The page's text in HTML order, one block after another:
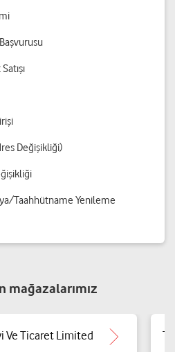
Değişikliği)
Taahhütname Yenileme
mağazalarımız
Ve Ticaret Limited